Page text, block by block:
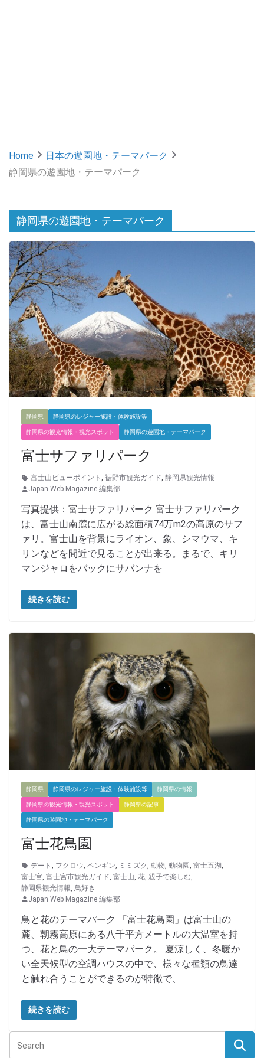
Home
日本の遊園地・テーマパーク
静岡県の遊園地・テーマパーク
静岡県の遊園地・テーマパーク
静岡県 静岡県のレジャー施設・体験施設等
静岡県の観光情報・観光スポット 静岡県の遊園地・テーマパーク
富士サファリパーク
富士山ビューポイント , 裾野市観光ガイド, 静岡県観光情報
Japan Web Magazine 編集部
写真提供：富士サファリパーク 富士サファリパーク
は、富士山南麓に広がる総面積74万m2の高原のサフ
ァリ。富士山を背景にライオン、象、シマウマ、キ
リンなどを間近で見ることが出来る。まるで、キリ
マンジャロをバックにサバンナを
続きを読む
静岡県 静岡県のレジャー施設・体験施設等 静岡県の情報
静岡県の観光情報・観光スポット 静岡県の記事
静岡県の遊園地・テーマパーク
富士花鳥園
デート , フクロウ, ペンギン, ミミズク, 動物, 動物園, 富士五湖,
富士宮, 富士宮市観光ガイド, 富士山, 花, 親子で楽しむ,
静岡県観光情報, 鳥好き
Japan Web Magazine 編集部
鳥と花のテーマパーク 「富士花鳥園」は富士山の
麓、朝霧高原にある八千平方メートルの大温室を持
つ、花と鳥の一大テーマパーク。 夏涼しく、冬暖か
い全天候型の空調ハウスの中で、様々な種類の鳥達
と触れ合うことができるのが特徴で、
続きを読む